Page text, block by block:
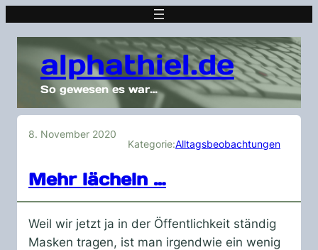
alphathiel.de
So gewesen es war…
8. November 2020
Kategorie:Alltagsbeobachtungen
Mehr lächeln …
Weil wir jetzt ja in der Öffentlichkeit ständig
Masken tragen, ist man irgendwie ein wenig